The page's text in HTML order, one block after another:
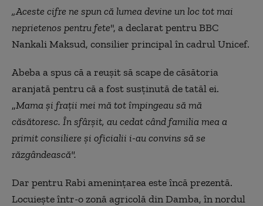
„Aceste cifre ne spun că lumea devine un loc tot mai
neprietenos pentru fete", a declarat pentru BBC
Nankali Maksud, consilier principal în cadrul Unicef.
Abeba a spus că a reușit să scape de căsătoria
aranjată pentru că a fost susținută de tatăl ei.
„Mama și frații mei mă tot împingeau să mă
căsătoresc. În sfârșit, au cedat când familia mea a
primit consiliere și oficialii i-au convins să se
răzgândească".
Dar pentru Rabi amenințarea este încă prezentă.
Locuiește într-o zonă agricolă din Damba, în nordul